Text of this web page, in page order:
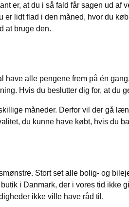
er, at du i så fald får sagen ud
lidt flad i den måned, hvor du
at bruge den.
have alle pengene frem på én
Hvis du beslutter dig for, at
måneder. Derfor vil der gå
du kunne have købt, hvis du
Stort set alle bolig- og
i Danmark, der i vores tid
ikke ville have råd til.